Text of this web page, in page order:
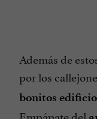
Además de
por los
bonitos
Empápate del